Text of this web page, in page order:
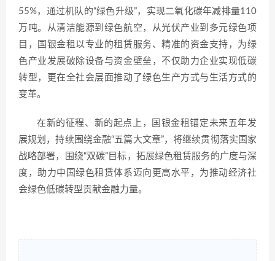
55%，通过机队的“绿色升级”，实现二氧化碳年减排量110
万吨。从清洁能源到绿色航空，从光伏产业到多元绿色项
目，国银金租以专业的租赁服务、精准的资金支持，为绿
色产业发展破除设备与资金壁垒，不仅助力企业实现低碳
转型，更在全社会层面推动了绿色生产方式与生活方式的
变革。
在新的征程、新的起点上，国银金租锚定未来五年发
展规划，持续围绕金融“五篇大文章”，将继续贯彻落实国家
战略部署，围绕“双碳”目标，拓展绿色租赁服务的广度与深
度，助力中国绿色租赁体系迈向更高水平，为推动经济社
会绿色低碳转型贡献金融力量。